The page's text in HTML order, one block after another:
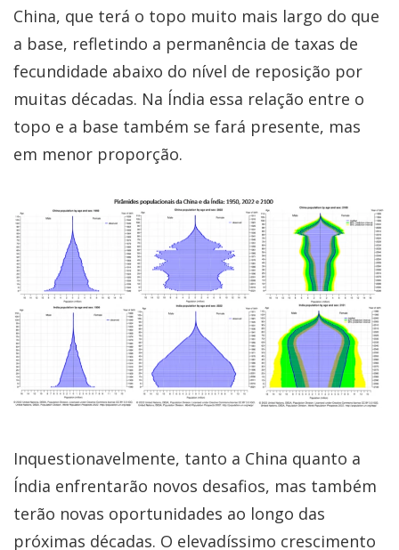
China, que terá o topo muito mais largo do que
a base, refletindo a permanência de taxas de
fecundidade abaixo do nível de reposição por
muitas décadas. Na Índia essa relação entre o
topo e a base também se fará presente, mas
em menor proporção.
Inquestionavelmente, tanto a China quanto a
Índia enfrentarão novos desafios, mas também
terão novas oportunidades ao longo das
próximas décadas. O elevadíssimo crescimento